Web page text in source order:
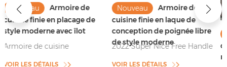
Nouveau
Armoire de
cuisine finie en laque de
conception de poignée libre
de style moderne
2022 Super Nice Free Handle
VOIR LES DÉTAILS
Nouveau
Conception
d'armoires de cuisine gris